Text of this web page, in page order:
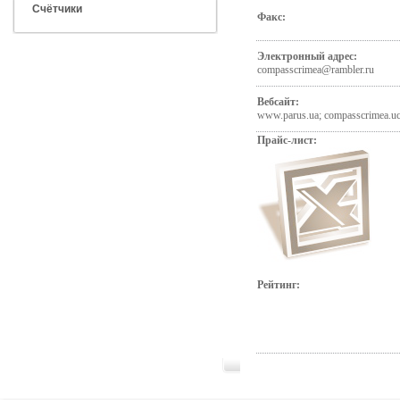
Счётчики
Факс:
Электронный адрес:
compasscrimea@rambler.ru
Вебсайт:
www.parus.ua;
Прайс-лист:
Рейтинг: